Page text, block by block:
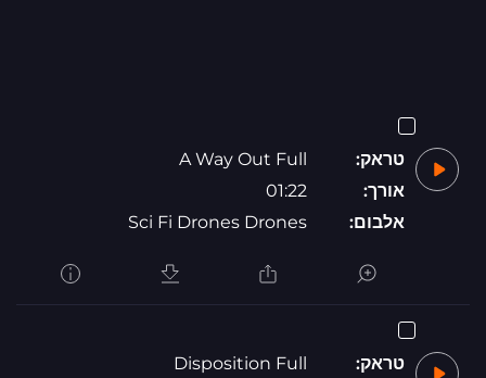
טראק:
A Way Out Full
אורך:
01:22
אלבום:
Sci Fi Drones Drones
טראק:
Disposition Full